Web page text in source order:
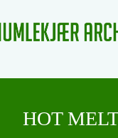
HOT